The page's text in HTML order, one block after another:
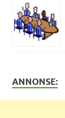
ANNONSE: